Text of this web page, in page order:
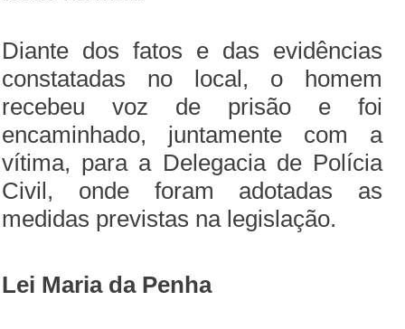
Diante dos fatos e das evidências
constatadas no local, o homem
recebeu voz de prisão e foi
encaminhado, juntamente com a
vítima, para a Delegacia de Polícia
Civil, onde foram adotadas as
medidas previstas na legislação.
Lei Maria da Penha